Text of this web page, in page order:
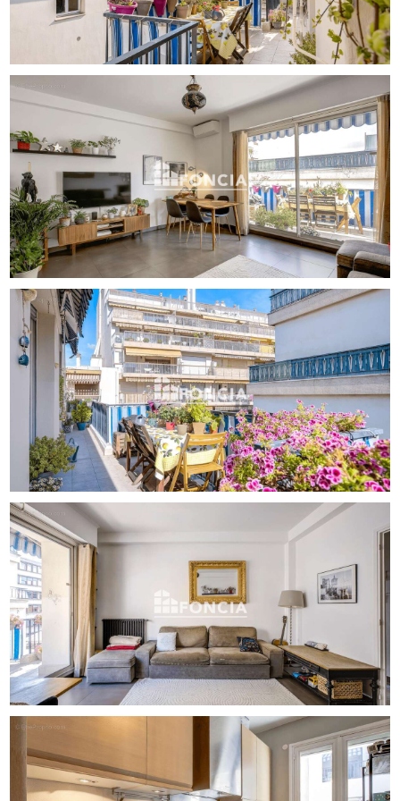
[Coordonnées masquées] - [Coordonnées masquées]
RSAC n°850 530 460 à Nice
FONCIA Nice
4 bis Place Massena - 06000 Nice - CPI74[Coordonnées
masquées]12160